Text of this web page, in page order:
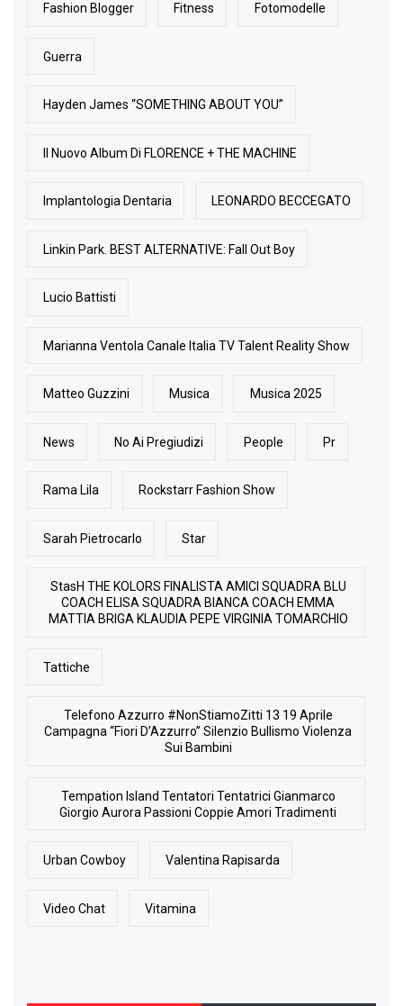
Fashion Blogger Fitness Fotomodelle
Guerra
Hayden James “SOMETHING ABOUT YOU”
Il Nuovo Album Di FLORENCE + THE MACHINE
Implantologia Dentaria LEONARDO BECCEGATO
Linkin Park. BEST ALTERNATIVE: Fall Out Boy
Lucio Battisti
Marianna Ventola Canale Italia TV Talent Reality Show
Matteo Guzzini Musica Musica 2025
News No Ai Pregiudizi People Pr
Rama Lila Rockstarr Fashion Show
Sarah Pietrocarlo Star
StasH THE KOLORS FINALISTA AMICI SQUADRA BLU
COACH ELISA SQUADRA BIANCA COACH EMMA
MATTIA BRIGA KLAUDIA PEPE VIRGINIA TOMARCHIO
Tattiche
Telefono Azzurro #NonStiamoZitti 13 19 Aprile
Campagna “Fiori D’Azzurro” Silenzio Bullismo Violenza
Sui Bambini
Tempation Island Tentatori Tentatrici Gianmarco
Giorgio Aurora Passioni Coppie Amori Tradimenti
Urban Cowboy Valentina Rapisarda
Video Chat Vitamina